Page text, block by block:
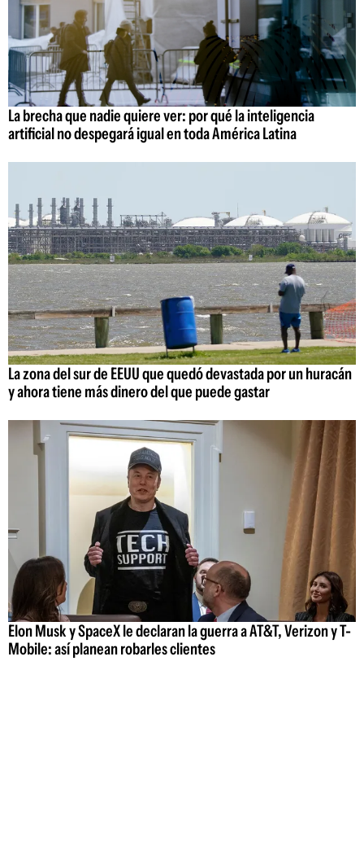
La brecha que nadie quiere ver: por qué la inteligencia
artificial no despegará igual en toda América Latina
La zona del sur de EEUU que quedó devastada por un huracán
y ahora tiene más dinero del que puede gastar
Elon Musk y SpaceX le declaran la guerra a AT&T, Verizon y T-
Mobile: así planean robarles clientes